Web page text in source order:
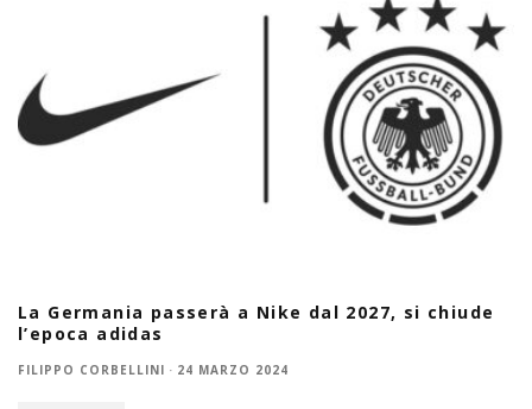
La Germania passerà a Nike dal 2027, si chiude
l’epoca adidas
FILIPPO CORBELLINI · 24 MARZO 2024